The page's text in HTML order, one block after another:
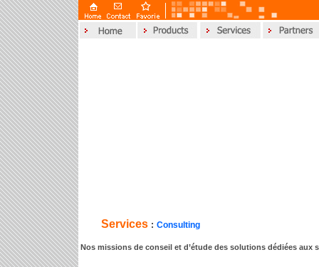
Services : Consulting
Nos missions de conseil et d’étude des solutions dédiées aux